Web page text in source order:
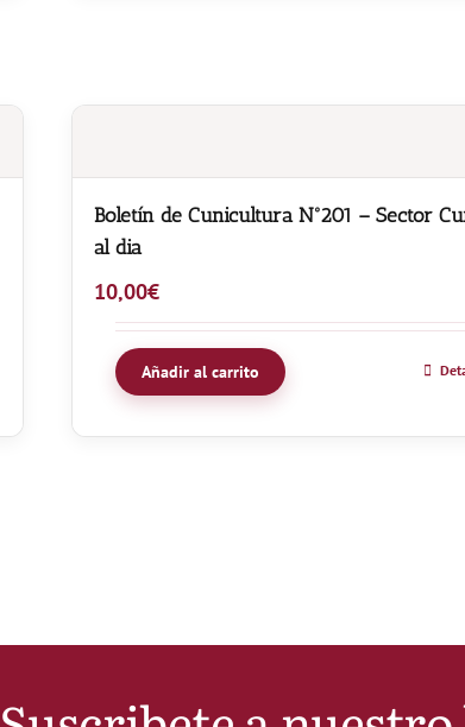
Boletín de Cunicultura Nº201 – Sector
al dia
10,00€
Añadir al carrito